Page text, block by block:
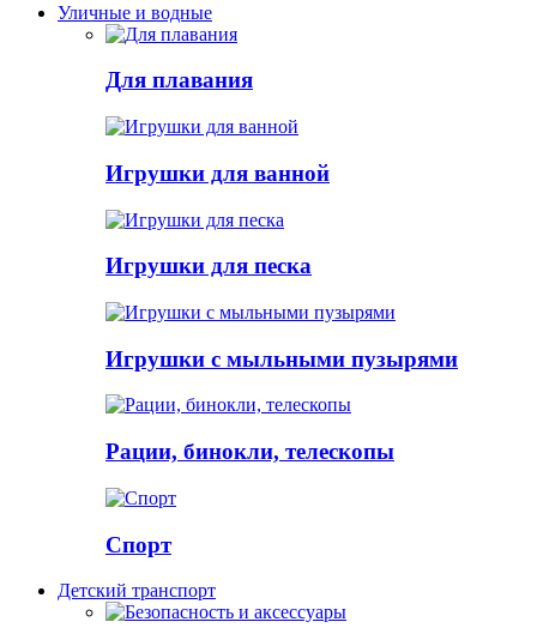
Уличные и водные
Для плавания
Игрушки для ванной
Игрушки для песка
Игрушки с мыльными пузырями
Рации, бинокли, телескопы
Спорт
Детский транспорт